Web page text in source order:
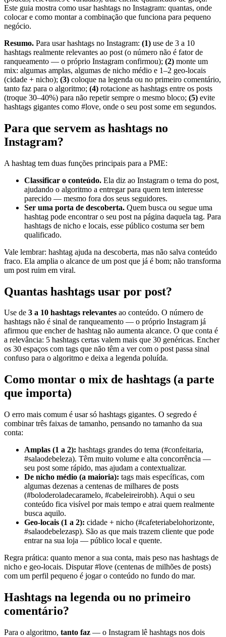
Este guia mostra como usar hashtags no Instagram: quantas, onde
colocar e como montar a combinação que funciona para pequeno
negócio.
Resumo. Para usar hashtags no Instagram: (1) use de 3 a 10
hashtags realmente relevantes ao post (o número não é fator de
ranqueamento — o próprio Instagram confirmou); (2) monte um
mix: algumas amplas, algumas de nicho médio e 1–2 geo-locais
(cidade + nicho); (3) coloque na legenda ou no primeiro comentário,
tanto faz para o algoritmo; (4) rotacione as hashtags entre os posts
(troque 30–40%) para não repetir sempre o mesmo bloco; (5) evite
hashtags gigantes como #love, onde o seu post some em segundos.
Para que servem as hashtags no
Instagram?
A hashtag tem duas funções principais para a PME:
Classificar o conteúdo. Ela diz ao Instagram o tema do post,
ajudando o algoritmo a entregar para quem tem interesse
parecido — mesmo fora dos seus seguidores.
Ser uma porta de descoberta. Quem busca ou segue uma
hashtag pode encontrar o seu post na página daquela tag. Para
hashtags de nicho e locais, esse público costuma ser bem
qualificado.
Vale lembrar: hashtag ajuda na descoberta, mas não salva conteúdo
fraco. Ela amplia o alcance de um post que já é bom; não transforma
um post ruim em viral.
Quantas hashtags usar por post?
Use de 3 a 10 hashtags relevantes ao conteúdo. O número de
hashtags não é sinal de ranqueamento — o próprio Instagram já
afirmou que encher de hashtag não aumenta alcance. O que conta é
a relevância: 5 hashtags certas valem mais que 30 genéricas. Encher
os 30 espaços com tags que não têm a ver com o post passa sinal
confuso para o algoritmo e deixa a legenda poluída.
Como montar o mix de hashtags (a parte
que importa)
O erro mais comum é usar só hashtags gigantes. O segredo é
combinar três faixas de tamanho, pensando no tamanho da sua
conta:
Amplas (1 a 2): hashtags grandes do tema (#confeitaria,
#salaodebeleza). Têm muito volume e alta concorrência —
seu post some rápido, mas ajudam a contextualizar.
De nicho médio (a maioria): tags mais específicas, com
algumas dezenas a centenas de milhares de posts
(#boloderoladecaramelo, #cabeleireirobh). Aqui o seu
conteúdo fica visível por mais tempo e atrai quem realmente
busca aquilo.
Geo-locais (1 a 2): cidade + nicho (#cafeteriabelohorizonte,
#salaodebelezasp). São as que mais trazem cliente que pode
entrar na sua loja — público local e quente.
Regra prática: quanto menor a sua conta, mais peso nas hashtags de
nicho e geo-locais. Disputar #love (centenas de milhões de posts)
com um perfil pequeno é jogar o conteúdo no fundo do mar.
Hashtags na legenda ou no primeiro
comentário?
Para o algoritmo, tanto faz — o Instagram lê hashtags nos dois